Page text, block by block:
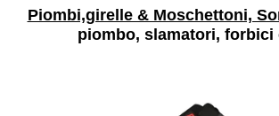
Piombi,girelle & Moschettoni,
piombo, slamatori, forbici